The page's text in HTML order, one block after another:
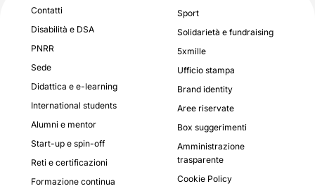
Contatti
Disabilità e DSA
PNRR
Sede
Didattica e e-learning
International students
Alumni e mentor
Start-up e spin-off
Reti e certificazioni
Formazione continua
Sport
Solidarietà e fundraising
5xmille
Ufficio stampa
Brand identity
Aree riservate
Box suggerimenti
Amministrazione
trasparente
Cookie Policy